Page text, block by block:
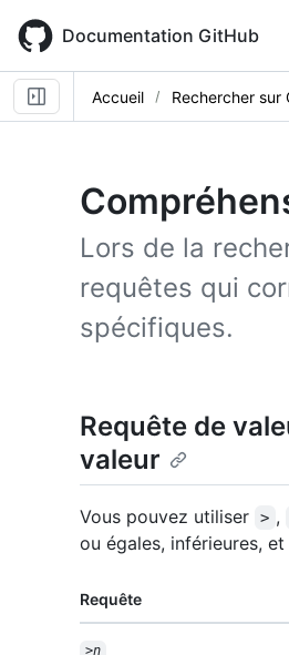
main
content
Documentation GitHub
Accueil Rechercher sur
Lors de la
requêtes qui
spécifiques.
Requête de
valeur
Vous pouvez utiliser > ,
ou égales, inférieures,
Requête
>n